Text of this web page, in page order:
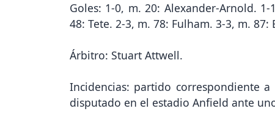
Goles: 1-0, m. 20: Alexander-Arnold.
48: Tete. 2-3, m. 78: Fulham. 3-3, m.
Árbitro: Stuart Attwell.
Incidencias: partido correspondiente
disputado en el estadio Anfield ante